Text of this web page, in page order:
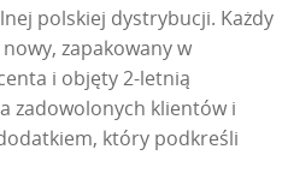
polskiej dystrybucji. Każdy
zapakowany w
i objęty 2-letnią
zadowolonych klientów i
który podkreśli